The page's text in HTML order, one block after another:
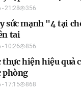
21:28 356
sức mạnh "4 tại
tai
10:26 856
hiện hiệu quả
phòng
17:15 868